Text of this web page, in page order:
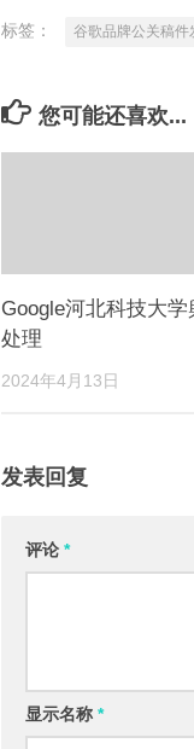
标签： 谷歌品牌公关稿件
您可能还喜欢...
Google河北科技大学
处理
2024年4月13日
发表回复
评论 *
显示名称 *